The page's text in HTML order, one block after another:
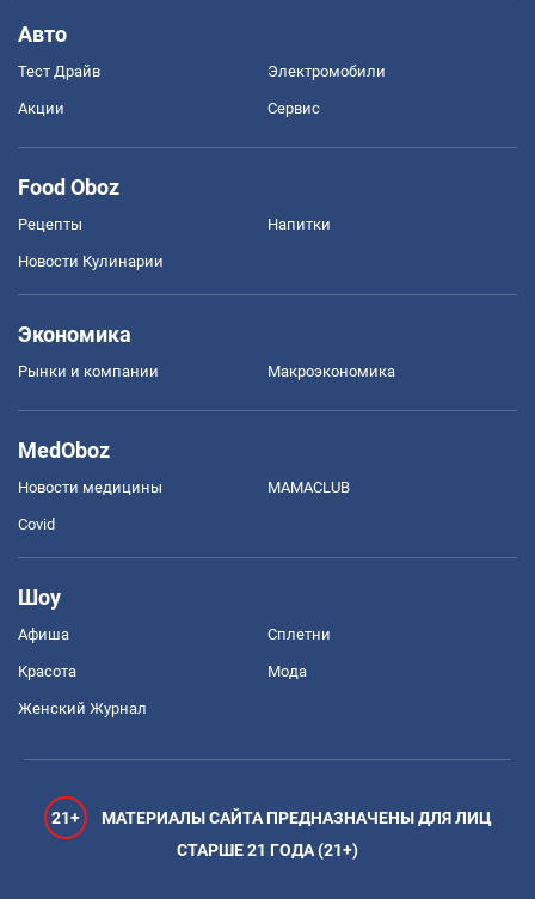
Авто
Тест Драйв Электромобили
Акции Сервис
Food Oboz
Рецепты Напитки
Новости Кулинарии
Экономика
Рынки и компании Mакроэкономика
MedOboz
Новости медицины MAMACLUB
Covid
Шоу
Афиша Сплетни
Красота Мода
Женский Журнал
21+
МАТЕРИАЛЫ САЙТА ПРЕДНАЗНАЧЕНЫ ДЛЯ ЛИЦ
СТАРШЕ 21 ГОДА (21+)